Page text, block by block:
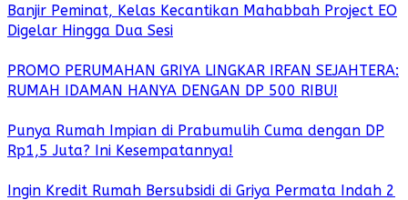
Banjir Peminat, Kelas Kecantikan Mahabbah Project EO
Digelar Hingga Dua Sesi
PROMO PERUMAHAN GRIYA LINGKAR IRFAN SEJAHTERA:
RUMAH IDAMAN HANYA DENGAN DP 500 RIBU!
Punya Rumah Impian di Prabumulih Cuma dengan DP
Rp1,5 Juta? Ini Kesempatannya!
Ingin Kredit Rumah Bersubsidi di Griya Permata Indah 2